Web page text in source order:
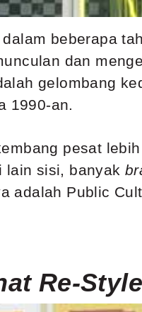
beberapa
dan
gelombang
1990-an.
pesat
lain sisi, banyak
adalah Public
Re-